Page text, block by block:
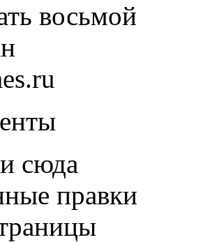
восьмой
сюда
правки